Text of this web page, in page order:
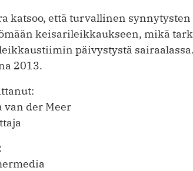
katsoo, että turvallinen
keisarileikkaukseen, mikä
päivystystä
2013.
van der Meer